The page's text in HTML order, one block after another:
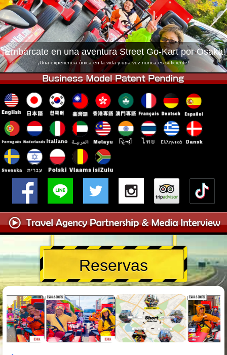
Tokyo Shinagawa Tokyo Akihabara#1
Tokyo Akihabara#2 Tokyo Shibuya
Tokyo Shibuya Annex Tokyo Bay
Tokyo Asakusa Osaka
Okinawa
¡Embárcate en una aventura Street Go-Kart por Osaka!
¡Una experiencia única en la vida y una vez nunca es suficiente!
Reservas